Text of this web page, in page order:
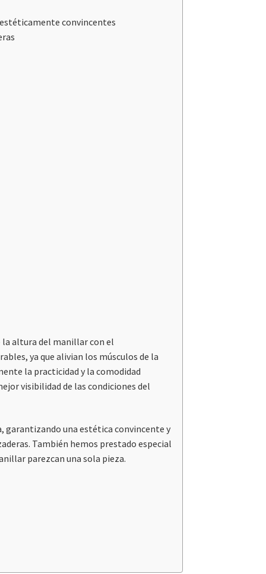
convincentes
la altura del manillar con el
ya que alivian los músculos de la
la practicidad y la comodidad
visibilidad de las condiciones del
garantizando una estética convincente y
También hemos prestado especial
parezcan una sola pieza.